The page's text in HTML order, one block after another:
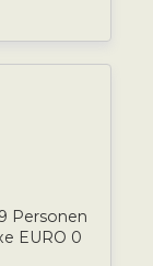
Personen
EURO 0